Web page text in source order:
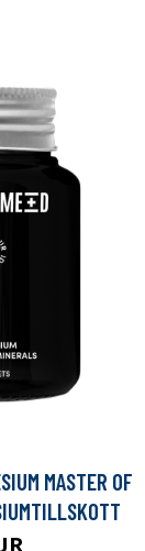
MASTER OF